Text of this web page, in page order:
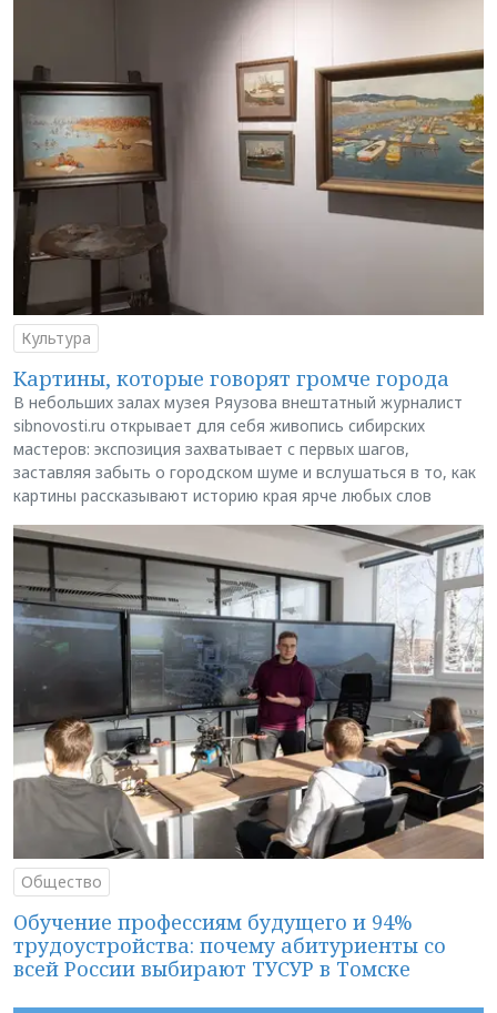
Культура
Картины, которые говорят громче города
В небольших залах музея Ряузова внештатный журналист
sibnovosti.ru открывает для себя живопись сибирских
мастеров: экспозиция захватывает с первых шагов,
заставляя забыть о городском шуме и вслушаться в то, как
картины рассказывают историю края ярче любых слов
Общество
Обучение профессиям будущего и 94%
трудоустройства: почему абитуриенты со
всей России выбирают ТУСУР в Томске